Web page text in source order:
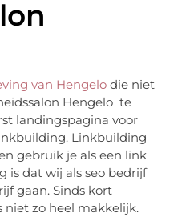
van Hengelo die niet
Hengelo te
landingspagina voor
Linkbuilding
gebruik je als een link
is dat wij als seo bedrijf
gaan. Sinds kort
niet zo heel makkelijk.